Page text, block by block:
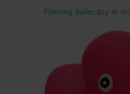
Flaming świecący w